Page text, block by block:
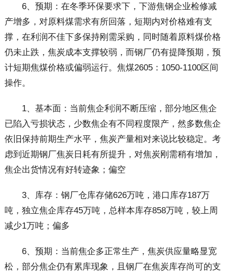
6、预期：在冬季环保要求下，下游焦钢企业检修减
产增多，对原料煤需求有所回落，短期内对价格难有支
撑，在利润不佳下多保持刚需采购，同时随着原料煤价格
仍未止跌，焦炭成本支撑较弱，而钢厂仍有提降预期，预
计短期焦煤价格或偏弱运行。焦煤2605：1050-1100区间
操作。
1、基本面：当前焦企利润不断压缩，部分地区焦企
已陷入亏损状态，少数焦企有不同程度限产，然多数焦企
依旧保持前期生产水平，焦炭产量相对来说比较稳定。考
虑到近期钢厂焦炭日耗有所提升，对焦炭刚需稍有增加，
焦企出货情况有好转迹象；偏空
3、库存：钢厂仓库存储626万吨，港口库存187万
吨，独立焦企库存45万吨，总样本库存858万吨，较上周
减少1万吨；偏多
6、预期：当前焦企多正常生产，焦炭供应量略显宽
松，部分焦企仍有累库现象，且钢厂在焦炭库存尚可的支